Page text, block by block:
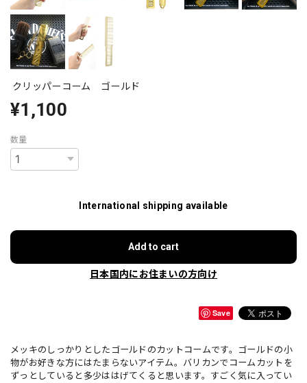
クリッパーコーム ゴールド
¥1,100
数量
International shipping available
Add to cart
日本国内にお住まいの方向け
Save
メッキのしっかりとしたゴールドのカットコームです。ゴールドの小
物がお好きな方にはたまらないアイテム。バリカンでコームカットを
ずっとしていると多少ははげてくると思います。すごく気に入ってい